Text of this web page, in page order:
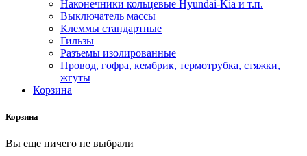
Наконечники кольцевые Hyundai-Kia и т.п.
Выключатель массы
Клеммы стандартные
Гильзы
Разъемы изолированные
Провод, гофра, кембрик, термотрубка, стяжки,
жгуты
Корзина
Корзина
Вы еще ничего не выбрали